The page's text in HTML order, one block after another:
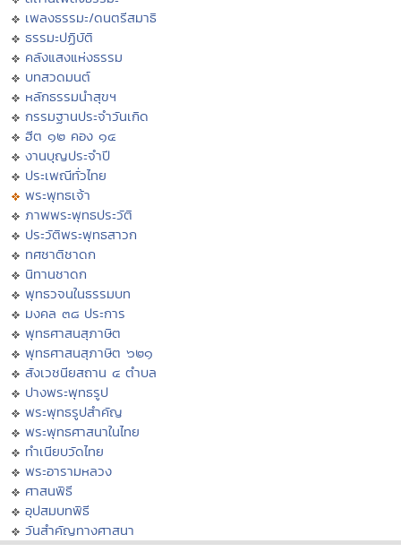
เพลงธรรมะ/ดนตรีสมาธิ
ธรรมะปฏิบัติ
คลังแสงแห่งธรรม
บทสวดมนต์
หลักธรรมนำสุขฯ
กรรมฐานประจำวันเกิด
ฮีต ๑๒ คอง ๑๔
งานบุญประจำปี
ประเพณีทั่วไทย
พระพุทธเจ้า
ภาพพระพุทธประวัติ
ประวัติพระพุทธสาวก
ทศชาติชาดก
นิทานชาดก
พุทธวจนในธรรมบท
มงคล ๓๘ ประการ
พุทธศาสนสุภาษิต
พุทธศาสนสุภาษิต ๖๒๑
สังเวชนียสถาน ๔ ตำบล
ปางพระพุทธรูป
พระพุทธรูปสำคัญ
พระพุทธศาสนาในไทย
ทำเนียบวัดไทย
พระอารามหลวง
ศาสนพิธี
อุปสมบทพิธี
วันสำคัญทางศาสนา